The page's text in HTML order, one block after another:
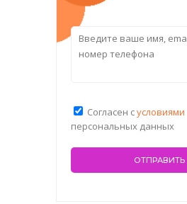
Согласен сусловиями
персональных данных